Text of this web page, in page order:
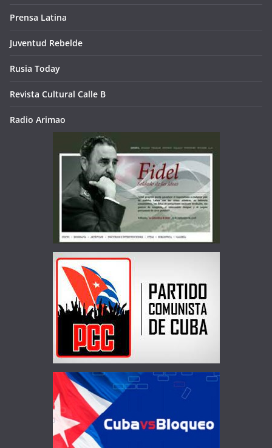
Prensa Latina
Juventud Rebelde
Rusia Today
Revista Cultural Calle B
Radio Arimao